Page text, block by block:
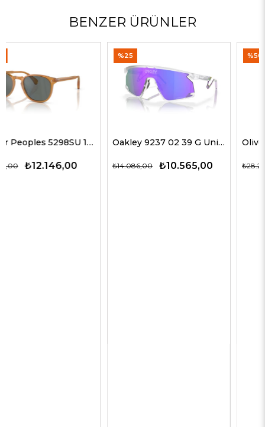
BENZER ÜRÜNLER
Oakley 9237 02 39 G Unisex Güneş Gözlükleri
₺10.565,00
₺14.086,00
Oliver Peoples 5514SU 1678C5 51 G Unisex Güneş Gözlükleri
₺14.143,00
₺28.285,00